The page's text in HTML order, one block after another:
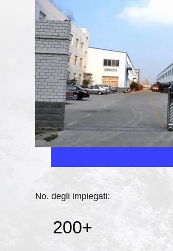
No. degli impiegati:
200+